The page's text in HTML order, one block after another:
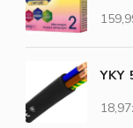
YKY
18,97